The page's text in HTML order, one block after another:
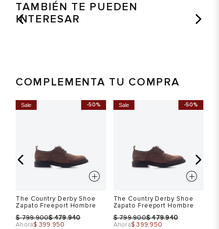
TAMBIÉN TE PUEDEN
INTERESAR
COMPLEMENTA TU COMPRA
-50%
Sale
The Country Derby Shoe
Zapato Freeport Hombre
$799.900$479.940
Ahora$ 399.950
-50%
Sale
The Country Derby Shoe
Zapato Freeport Hombre
$799.900$479.940
Ahora$ 399.950